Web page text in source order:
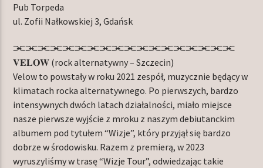
Pub Torpeda
ul. Zofii Nałkowskiej 3, Gdańsk
⫘⫘⫘⫘⫘⫘⫘⫘⫘⫘⫘⫘⫘⫘⫘⫘⫘⫘
𝐕𝐄𝐋𝐎𝐖 (rock alternatywny – Szczecin)
Velow to powstały w roku 2021 zespół, muzycznie będący w
klimatach rocka alternatywnego. Po pierwszych, bardzo
intensywnych dwóch latach działalności, miało miejsce
nasze pierwsze wyjście z mroku z naszym debiutanckim
albumem pod tytułem “Wizje”, który przyjął się bardzo
dobrze w środowisku. Razem z premierą, w 2023
wyruszyliśmy w trasę “Wizje Tour”, odwiedzając takie